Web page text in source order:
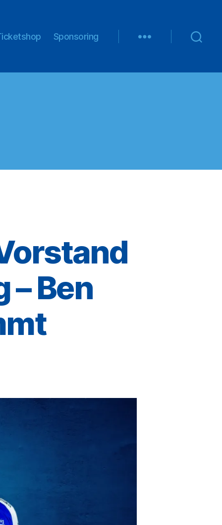
Sponsoring
Ben